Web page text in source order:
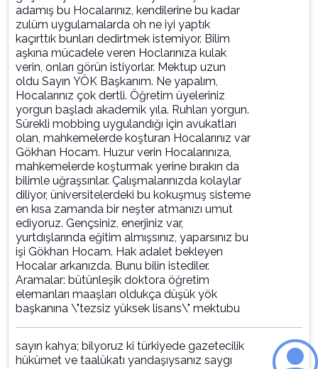
sayın kahya; bilyoruz ki türkiyede gazetecilik
hükümet ve taalükatı yandaşıysanız saygı